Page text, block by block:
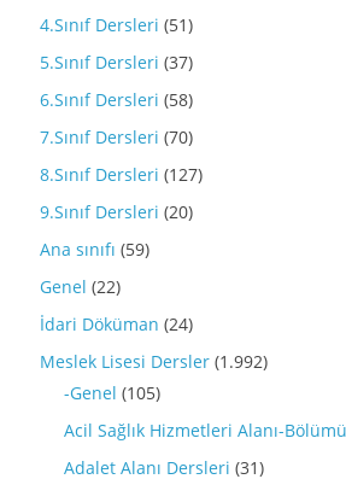
4.Sınıf Dersleri (51)
5.Sınıf Dersleri (37)
6.Sınıf Dersleri (58)
7.Sınıf Dersleri (70)
8.Sınıf Dersleri (127)
9.Sınıf Dersleri (20)
Ana sınıfı (59)
Genel (22)
İdari Döküman (24)
Meslek Lisesi Dersler (1.992)
-Genel (105)
Acil Sağlık Hizmetleri Alanı-Bölümü
Adalet Alanı Dersleri (31)